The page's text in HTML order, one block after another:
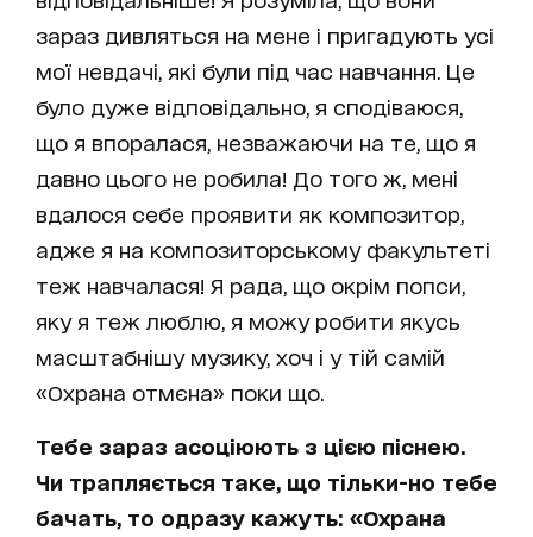
зараз дивляться на мене і пригадують усі
мої невдачі, які були під час навчання. Це
було дуже відповідально, я сподіваюся,
що я впоралася, незважаючи на те, що я
давно цього не робила! До того ж, мені
вдалося себе проявити як композитор,
адже я на композиторському факультеті
теж навчалася! Я рада, що окрім попси,
яку я теж люблю, я можу робити якусь
масштабнішу музику, хоч і у тій самій
«Охрана отмєна» поки що.
Тебе зараз асоціюють з цією піснею.
Чи трапляється таке, що тільки-но тебе
бачать, то одразу кажуть: «Охрана